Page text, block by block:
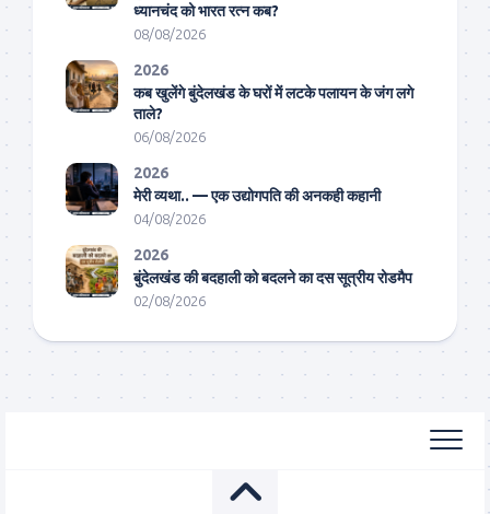
ध्यानचंद को भारत रत्न कब?
08/08/2026
2026
कब खुलेंगे बुंदेलखंड के घरों में लटके पलायन के जंग लगे
ताले?
06/08/2026
2026
मेरी व्यथा.. — एक उद्योगपति की अनकही कहानी
04/08/2026
2026
बुंदेलखंड की बदहाली को बदलने का दस सूत्रीय रोडमैप
02/08/2026